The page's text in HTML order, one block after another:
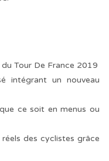
Tour De France 2019
intégrant un nouveau
ce soit en menus ou
des cyclistes grâce